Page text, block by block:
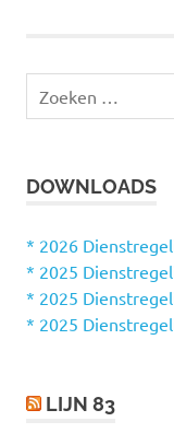
e
n
a
a
r
DOWNLOADS
* 2026
* 2025
* 2025
* 2025
LIJN 83